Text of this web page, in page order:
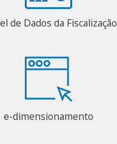
de Dados da Fiscalização
e-dimensionamento